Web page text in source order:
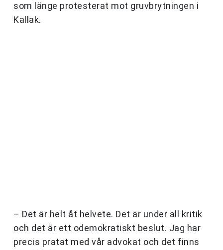
som länge protesterat mot gruvbrytningen i
Kallak.
– Det är helt åt helvete. Det är under all kritik
och det är ett odemokratiskt beslut. Jag har
precis pratat med vår advokat och det finns